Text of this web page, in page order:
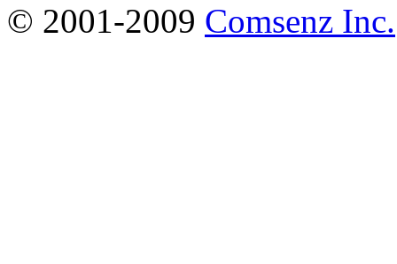
© 2001-2009 Comsenz Inc.